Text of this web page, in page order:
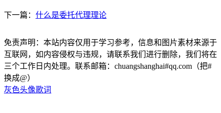
下一篇： 什么是委托代理理论
免责声明：本站内容仅用于学习参考，信息和图片素材来源于
互联网，如内容侵权与违规，请联系我们进行删除，我们将在
三个工作日内处理。联系邮箱：chuangshanghai#qq.com（把#
换成@）
灰色头像歌词